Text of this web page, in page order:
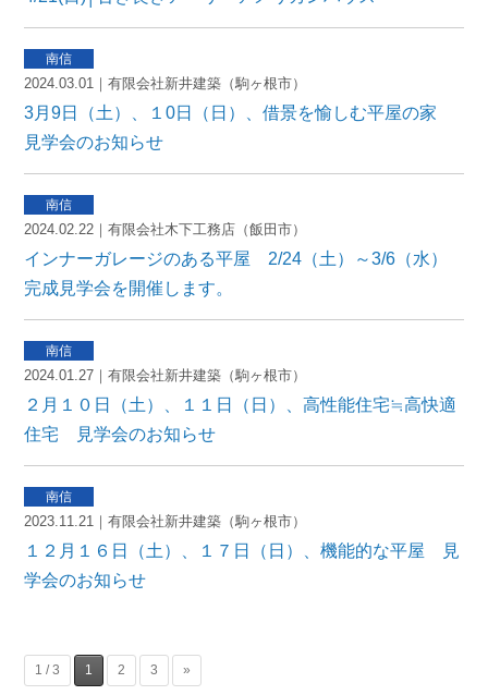
2024.03.01｜有限会社新井建築（駒ヶ根市）
3月9日（土）、１0日（日）、借景を愉しむ平屋の家
見学会のお知らせ
2024.02.22｜有限会社木下工務店（飯田市）
インナーガレージのある平屋 2/24（土）～3/6（水）
完成見学会を開催します。
2024.01.27｜有限会社新井建築（駒ヶ根市）
２月１０日（土）、１１日（日）、高性能住宅≒高快適
住宅 見学会のお知らせ
2023.11.21｜有限会社新井建築（駒ヶ根市）
１２月１６日（土）、１７日（日）、機能的な平屋 見
学会のお知らせ
1 / 3 1 2 3 »